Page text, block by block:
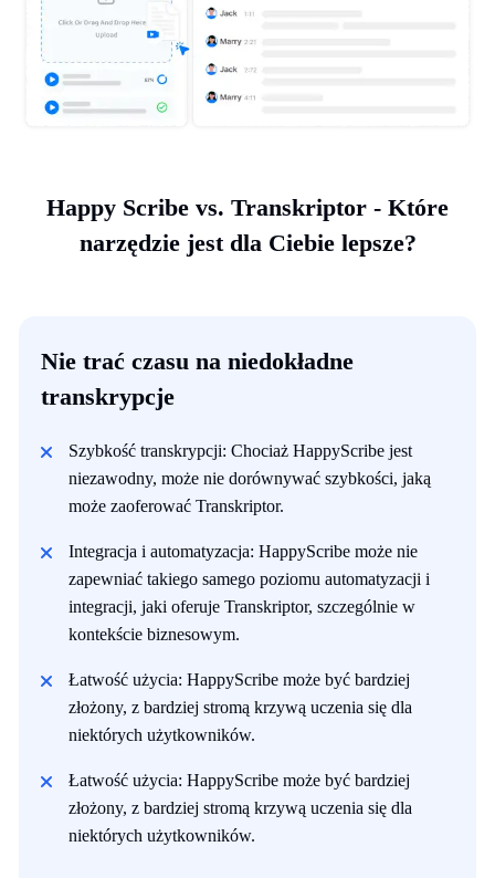
Happy Scribe vs. Transkriptor - Które
narzędzie jest dla Ciebie lepsze?
Nie trać czasu na niedokładne
transkrypcje
Szybkość transkrypcji: Chociaż HappyScribe jest
niezawodny, może nie dorównywać szybkości, jaką
może zaoferować Transkriptor.
Integracja i automatyzacja: HappyScribe może nie
zapewniać takiego samego poziomu automatyzacji i
integracji, jaki oferuje Transkriptor, szczególnie w
kontekście biznesowym.
Łatwość użycia: HappyScribe może być bardziej
złożony, z bardziej stromą krzywą uczenia się dla
niektórych użytkowników.
Łatwość użycia: HappyScribe może być bardziej
złożony, z bardziej stromą krzywą uczenia się dla
niektórych użytkowników.